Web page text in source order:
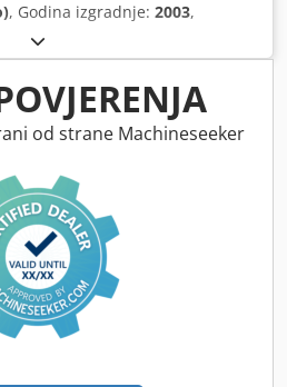
, Godina izgradnje: 2003,
od strane Machineseeker